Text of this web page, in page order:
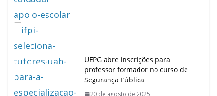
UEPG abre inscrições para
professor formador no curso de
Segurança Pública
20 de agosto de 2025